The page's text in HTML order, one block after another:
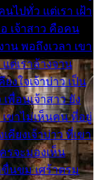
ไปทั่ว แต่เรา เฝ้า
เจ้าสาว คือคน
น พอถึงเวลา เขา
ต่เราล้างจาน
งใจเจ้าบ่าว เป็น
พื่อนเจ้าสาว ยัง
ขาไม่เห็นคน ที่อยู่
คียงเจ้าบ่าว ที่เขา
รจะมองเห็น
นขม เศร้าตรม